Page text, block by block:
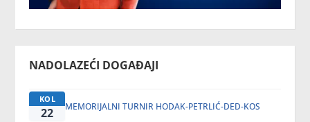
NADOLAZEĆI DOGAĐAJI
KOL
22 MEMORIJALNI TURNIR HODAK-PETRLIĆ-DED-KOS